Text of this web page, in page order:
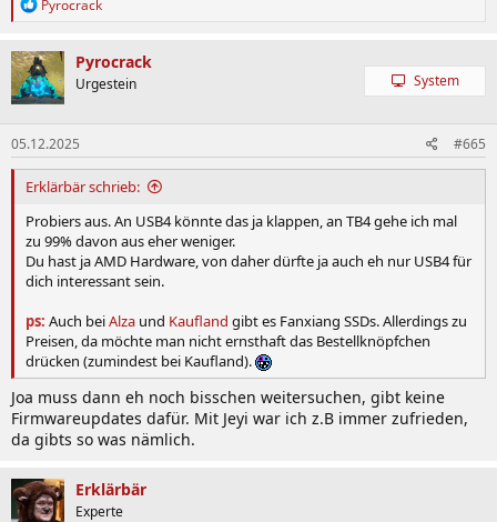
k
t
i
o
n
e
n
:
Pyrocrack
Pyrocrack
Urgestein System
05.12.2025 #665
Erklärbär schrieb:
Probiers aus. An USB4 könnte das ja klappen, an TB4 gehe ich mal
zu 99% davon aus eher weniger.
Du hast ja AMD Hardware, von daher dürfte ja auch eh nur USB4 für
dich interessant sein.
ps: Auch beiAlza und Kaufland gibt es Fanxiang SSDs. Allerdings zu
Preisen, da möchte man nicht ernsthaft das Bestellknöpfchen
drücken (zumindest bei Kaufland).
Joa muss dann eh noch bisschen weitersuchen, gibt keine
Firmwareupdates dafür. Mit Jeyi war ich z.B immer zufrieden,
da gibts so was nämlich.
Erklärbär
Experte